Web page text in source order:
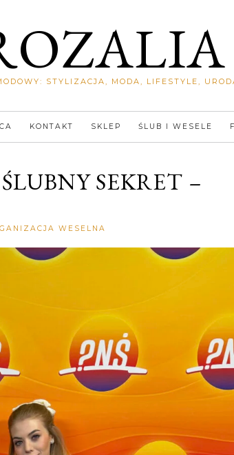
STYLIZACJA, MODA, LIFESTYLE,
KONTAKT SKLEP ŚLUB I WESELE
SEKRET –
WESELNA